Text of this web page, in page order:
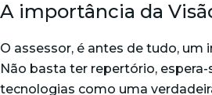
A importância da
O assessor, é antes de tudo,
Não basta ter repertório,
tecnologias como uma